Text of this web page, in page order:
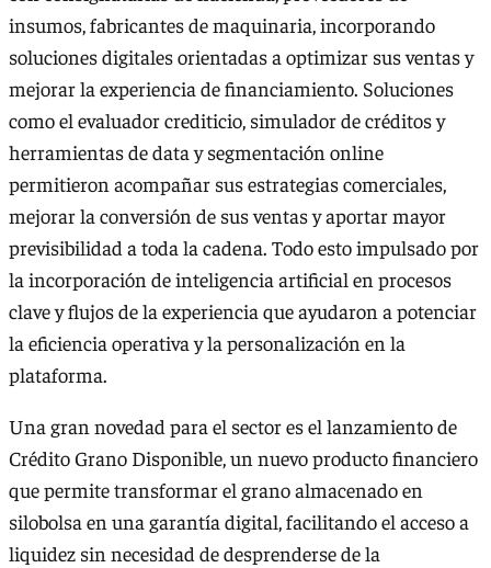
insumos, fabricantes de maquinaria, incorporando
soluciones digitales orientadas a optimizar sus ventas y
mejorar la experiencia de financiamiento. Soluciones
como el evaluador crediticio, simulador de créditos y
herramientas de data y segmentación online
permitieron acompañar sus estrategias comerciales,
mejorar la conversión de sus ventas y aportar mayor
previsibilidad a toda la cadena. Todo esto impulsado por
la incorporación de inteligencia artificial en procesos
clave y flujos de la experiencia que ayudaron a potenciar
la eficiencia operativa y la personalización en la
plataforma.
Una gran novedad para el sector es el lanzamiento de
Crédito Grano Disponible, un nuevo producto financiero
que permite transformar el grano almacenado en
silobolsa en una garantía digital, facilitando el acceso a
liquidez sin necesidad de desprenderse de la